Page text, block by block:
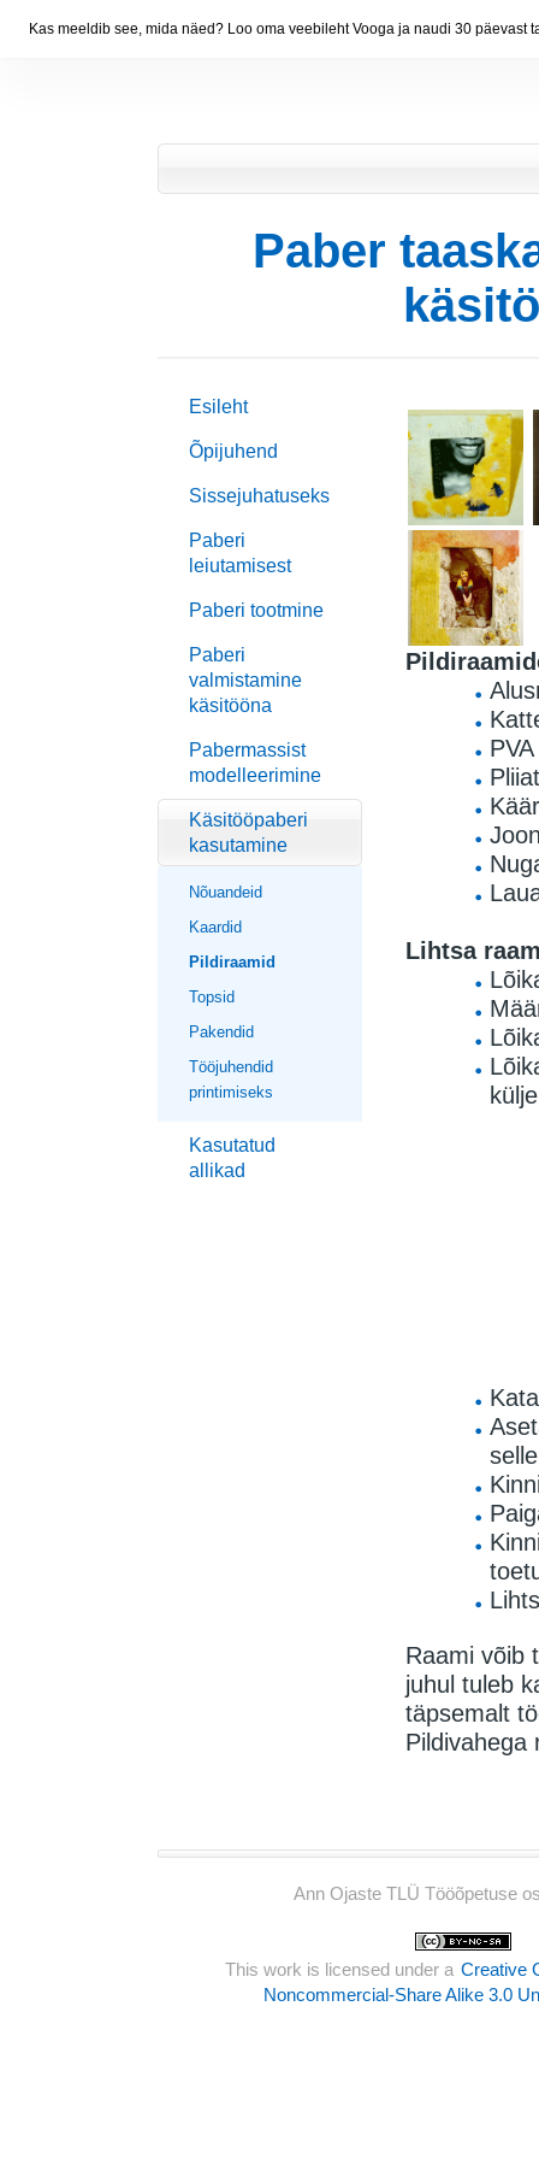
Paber
Esileht
Õpijuhend
Sissejuhatuseks
Paberi
leiutamisest
Paberi tootmine
Paberi
valmistamine
käsitööna
Pabermassist
modelleerimine
Käsitööpaberi
kasutamine
Nõuandeid
Kaardid
Pildiraamid
Topsid
Pakendid
Tööjuhendid
printimiseks
Kasutatud
allikad
Lihtsa
Raami võib
juhul tuleb
täpsemalt
Ann Ojaste TLÜ Tööõpetuse
This work is licensed under a Creative
Noncommercial-Share Alike 3.0
Kas meeldib see, mida näed? Loo oma veebileht Vooga ja naudi 30 päevast